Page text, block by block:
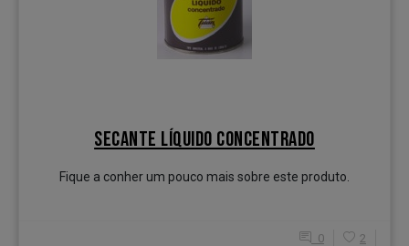
SECANTE LÍQUIDO CONCENTRADO
Fique a conher um pouco mais sobre este produto.
0 2